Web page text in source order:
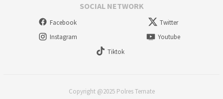
SOCIAL NETWORK
Facebook
Twitter
Instagram
Youtube
Tiktok
Copyright @2025 Polres Ternate